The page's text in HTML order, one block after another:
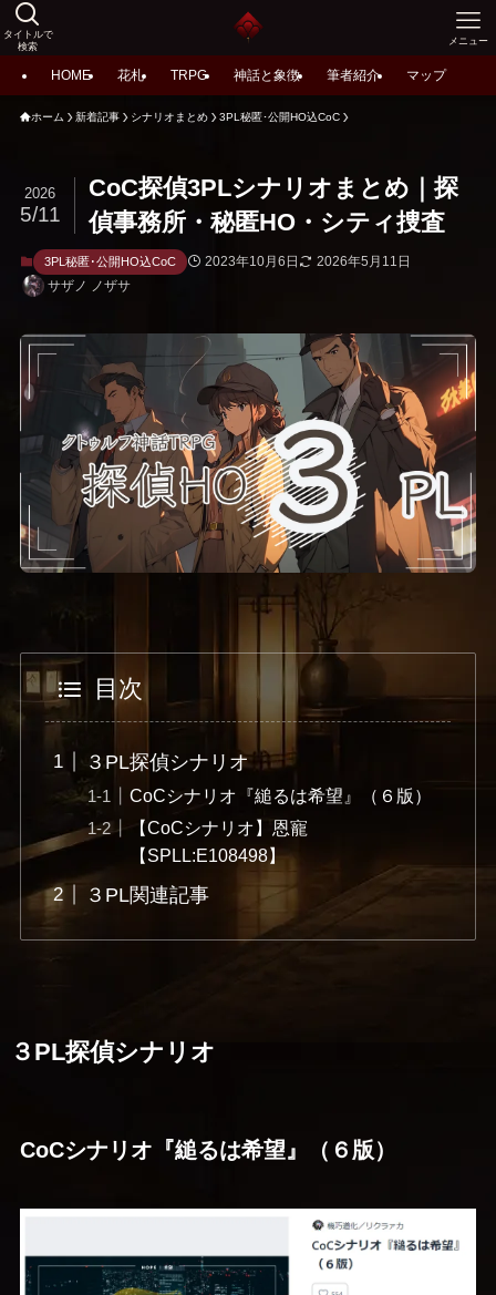
タイトルで
検索
メニュー
HOME 花札 TRPG 神話と象徴 筆者紹介 マップ
ホーム 新着記事 シナリオまとめ 3PL秘匿･公開HO込CoC
CoC探偵3PLシナリオまとめ｜探
偵事務所・秘匿HO・シティ捜査
2026
5/11
3PL秘匿･公開HO込CoC 2023年10月6日
2026年5月11日
サザノ ノザサ
目次
３PL探偵シナリオ
CoCシナリオ『縋るは希望』（６版）
【CoCシナリオ】恩寵
【SPLL:E108498】
３PL関連記事
３PL探偵シナリオ
CoCシナリオ『縋るは希望』（６版）